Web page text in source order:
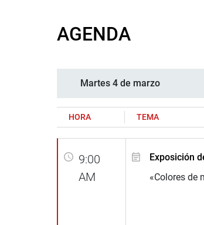
AGENDA
Martes 4 de marzo
HORA TEMA
9:00
AM
Exposición
«Colores de